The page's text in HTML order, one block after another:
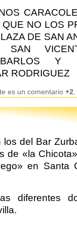
NO LOS
DE SAN
Y
RODRIGUEZ
es un comentario +2
los del Bar
de «la
en Santa
diferentes